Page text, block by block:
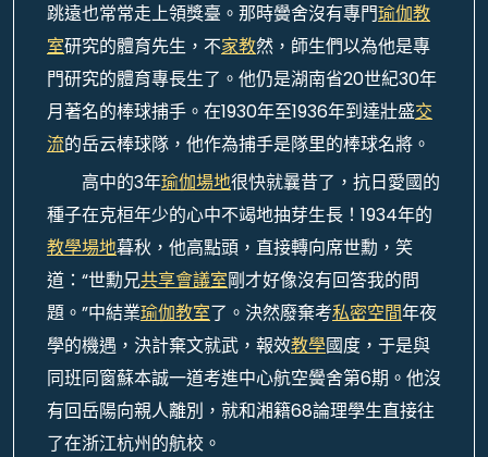
跳遠也常常走上領獎臺。那時黌舍沒有專門瑜伽教
室研究的體育先生，不家教然，師生們以為他是專
門研究的體育專長生了。他仍是湖南省20世紀30年
月著名的棒球捕手。在1930年至1936年到達壯盛交
流的岳云棒球隊，他作為捕手是隊里的棒球名將。
高中的3年瑜伽場地很快就曩昔了，抗日愛國的
種子在克桓年少的心中不竭地抽芽生長！1934年的
教學場地暮秋，他高點頭，直接轉向席世勳，笑
道：“世勳兄共享會議室剛才好像沒有回答我的問
題。”中結業瑜伽教室了。決然廢棄考私密空間年夜
學的機遇，決計棄文就武，報效教學國度，于是與
同班同窗蘇本誠一道考進中心航空黌舍第6期。他沒
有回岳陽向親人離別，就和湘籍68論理學生直接往
了在浙江杭州的航校。